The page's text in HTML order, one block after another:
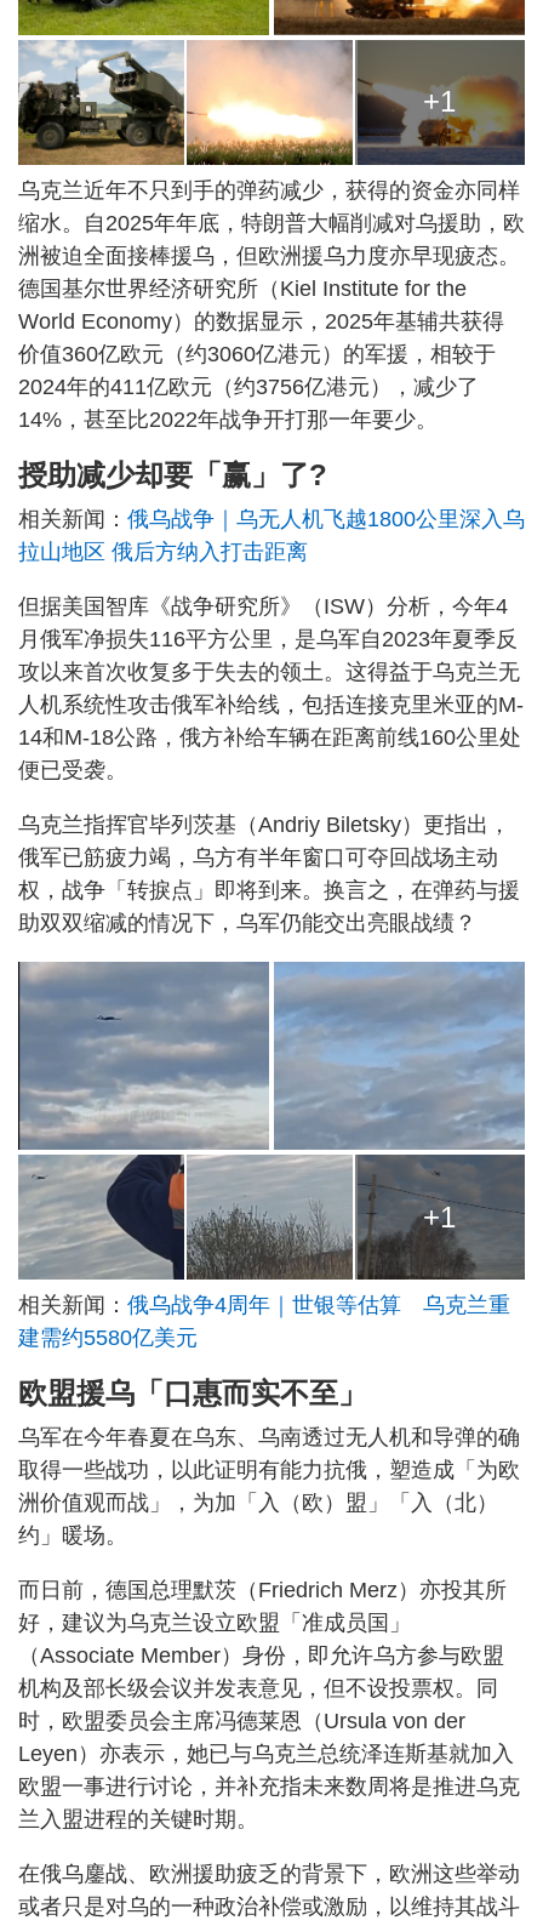
+1
乌克兰近年不只到手的弹药减少，获得的资金亦同样
缩水。自2025年年底，特朗普大幅削减对乌援助，欧
洲被迫全面接棒援乌，但欧洲援乌力度亦早现疲态。
德国基尔世界经济研究所（Kiel Institute for the
World Economy）的数据显示，2025年基辅共获得
价值360亿欧元（约3060亿港元）的军援，相较于
2024年的411亿欧元（约3756亿港元），减少了
14%，甚至比2022年战争开打那一年要少。
授助减少却要「赢」了?
相关新闻： 俄乌战争｜乌无人机飞越1800公里深入乌
拉山地区 俄后方纳入打击距离
但据美国智库《战争研究所》（ISW）分析，今年4
月俄军净损失116平方公里，是乌军自2023年夏季反
攻以来首次收复多于失去的领土。这得益于乌克兰无
人机系统性攻击俄军补给线，包括连接克里米亚的M-
14和M-18公路，俄方补给车辆在距离前线160公里处
便已受袭。
乌克兰指挥官毕列茨基（Andriy Biletsky）更指出，
俄军已筋疲力竭，乌方有半年窗口可夺回战场主动
权，战争「转捩点」即将到来。换言之，在弹药与援
助双双缩减的情况下，乌军仍能交出亮眼战绩？
+1
相关新闻： 俄乌战争4周年｜世银等估算 乌克兰重
建需约5580亿美元
欧盟援乌「口惠而实不至」
乌军在今年春夏在乌东、乌南透过无人机和导弹的确
取得一些战功，以此证明有能力抗俄，塑造成「为欧
洲价值观而战」，为加「入（欧）盟」「入（北）
约」暖场。
而日前，德国总理默茨（Friedrich Merz）亦投其所
好，建议为乌克兰设立欧盟「准成员国」
（Associate Member）身份，即允许乌方参与欧盟
机构及部长级会议并发表意见，但不设投票权。同
时，欧盟委员会主席冯德莱恩（Ursula von der
Leyen）亦表示，她已与乌克兰总统泽连斯基就加入
欧盟一事进行讨论，并补充指未来数周将是推进乌克
兰入盟进程的关键时期。
在俄乌鏖战、欧洲援助疲乏的背景下，欧洲这些举动
或者只是对乌的一种政治补偿或激励，以维持其战斗